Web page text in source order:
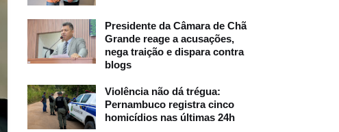
Presidente da Câmara de Chã
Grande reage a acusações,
nega traição e dispara contra
blogs
Violência não dá trégua:
Pernambuco registra cinco
homicídios nas últimas 24h